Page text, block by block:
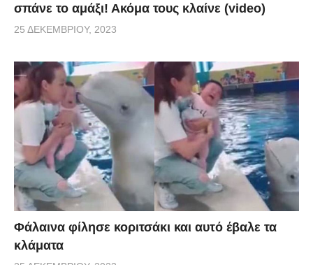
σπάνε το αμάξι! Ακόμα τους κλαίνε (video)
25 ΔΕΚΕΜΒΡΊΟΥ, 2023
Φάλαινα φίλησε κοριτσάκι και αυτό έβαλε τα
κλάματα